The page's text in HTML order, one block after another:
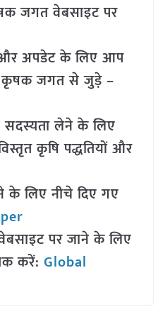
जगत वेबसाइट पर
और अपडेट के लिए आप
कृषक जगत से जुड़े –
लेने के लिए
कृषि पद्धतियों और
लिए नीचे दिए गए
पर जाने के लिए
करें: Global